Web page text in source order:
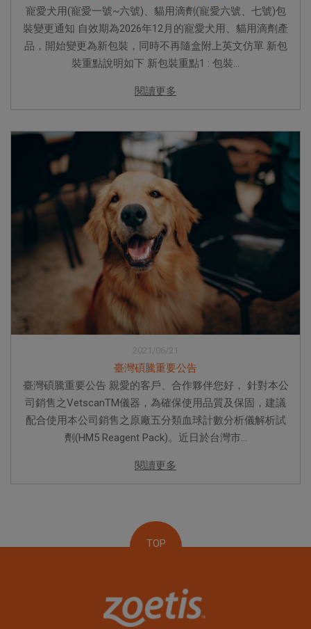
寵愛犬用(寵愛一號~六號)、貓用滴劑(寵愛六號、七號)包
裝變更通知 自效期為2026年12月的寵愛犬用、貓用滴劑產
品，開始變更為新包裝，同時不再隨盒附上英文仿單 新包
裝重點說明如下 新包裝重點1 : 包裝...
閱讀更多
2021/06/21
臺灣碩騰重要公告
臺灣碩騰重要公告 親愛的客戶、合作夥伴您好， 針對本公
司銷售之VetscanTM儀器，為確保使用品質及保固，建議
配合使用本公司銷售之原廠五分類血球計數分析儀解析試
劑(HM5 Reagent Pack)。近日於台灣市...
閱讀更多
TOP